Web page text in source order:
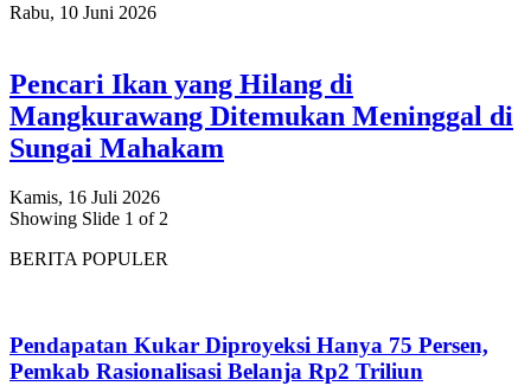
Rabu, 10 Juni 2026
Pencari Ikan yang Hilang di
Mangkurawang Ditemukan Meninggal di
Sungai Mahakam
Kamis, 16 Juli 2026
Showing Slide 1 of 2
BERITA POPULER
Pendapatan Kukar Diproyeksi Hanya 75 Persen,
Pemkab Rasionalisasi Belanja Rp2 Triliun